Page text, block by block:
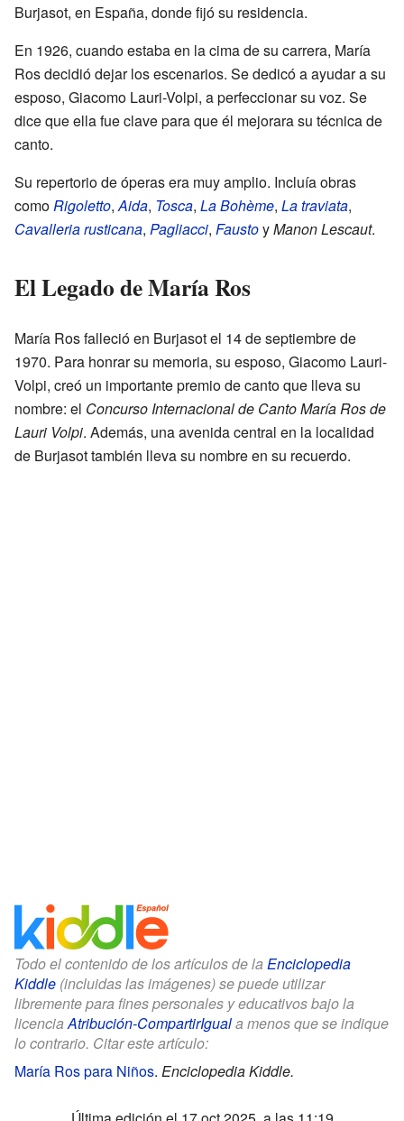
Burjasot, en España, donde fijó su residencia.
En 1926, cuando estaba en la cima de su carrera, María
Ros decidió dejar los escenarios. Se dedicó a ayudar a su
esposo, Giacomo Lauri-Volpi, a perfeccionar su voz. Se
dice que ella fue clave para que él mejorara su técnica de
canto.
Su repertorio de óperas era muy amplio. Incluía obras
comoRigoletto,Aida, Tosca, La Bohème, La traviata,
Cavalleria rusticana, Pagliacci, FaustoyManon Lescaut.
El Legado de María Ros
María Ros falleció en Burjasot el 14 de septiembre de
1970. Para honrar su memoria, su esposo, Giacomo Lauri-
Volpi, creó un importante premio de canto que lleva su
nombre: el Concurso Internacional de Canto María Ros de
Lauri Volpi. Además, una avenida central en la localidad
de Burjasot también lleva su nombre en su recuerdo.
Todo el contenido de los artículos de la Enciclopedia
Kiddle (incluidas las imágenes) se puede utilizar
libremente para fines personales y educativos bajo la
licenciaAtribución-CompartirIguala menos que se indique
lo contrario. Citar este artículo:
María Ros para Niños. Enciclopedia Kiddle.